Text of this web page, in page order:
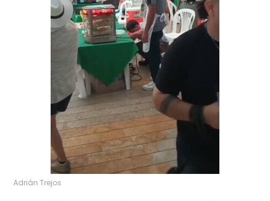
Adrián Trejos